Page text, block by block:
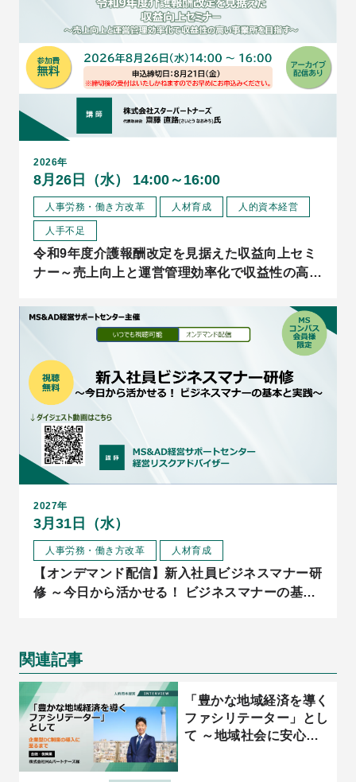
2026年
8月26日（水） 14:00～16:00
人事労務・働き方改革 人材育成 人的資本経営
人手不足
令和9年度介護報酬改定を見据えた収益向上セミ
ナー～売上向上と運営管理効率化で収益性の高い
2027年
3月31日（水）
人事労務・働き方改革 人材育成
【オンデマンド配信】新入社員ビジネスマナー研
修 ～今日から活かせる！ ビジネスマナーの基本
関連記事
「豊かな地域経済を導く
ファシリテーター」とし
て ～地域社会に安心と